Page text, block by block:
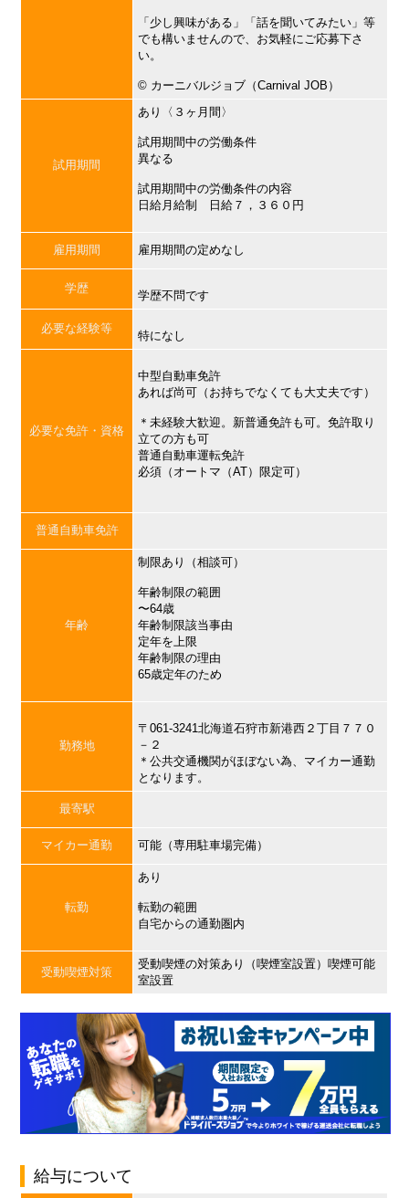
「少し興味がある」「話を聞いてみたい」等
でも構いませんので、お気軽にご応募下さ
い。
©︎ カーニバルジョブ（Carnival JOB）
試用期間
あり〈３ヶ月間〉
試用期間中の労働条件
異なる
試用期間中の労働条件の内容
日給月給制 日給７，３６０円
雇用期間 雇用期間の定めなし
学歴
学歴不問です
必要な経験等
特になし
必要な免許・資格
中型自動車免許
あれば尚可（お持ちでなくても大丈夫です）
＊未経験大歓迎。新普通免許も可。免許取り
立ての方も可
普通自動車運転免許
必須（オートマ（AT）限定可）
普通自動車免許
年齢
制限あり（相談可）
年齢制限の範囲
〜64歳
年齢制限該当事由
定年を上限
年齢制限の理由
65歳定年のため
勤務地
〒061-3241北海道石狩市新港西２丁目７７０
－２
＊公共交通機関がほぼない為、マイカー通勤
となります。
最寄駅
マイカー通勤 可能（専用駐車場完備）
転勤
あり
転勤の範囲
自宅からの通勤圏内
受動喫煙対策
受動喫煙の対策あり（喫煙室設置）喫煙可能
室設置
給与について